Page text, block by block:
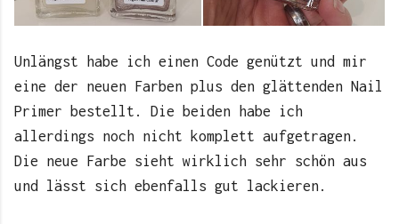
Unlängst habe ich einen Code genützt und mir
eine der neuen Farben plus den glättenden Nail
Primer bestellt. Die beiden habe ich
allerdings noch nicht komplett aufgetragen.
Die neue Farbe sieht wirklich sehr schön aus
und lässt sich ebenfalls gut lackieren.